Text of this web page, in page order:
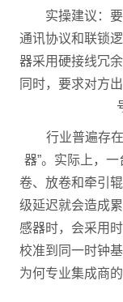
实操建议：
通讯协议和联锁
器采用硬接线冗
同时，要求对方
行业普遍存
器”。实际上，
卷、放卷和牵引
级延迟就会造成
感器时，会采用
校准到同一时钟
为何专业集成商